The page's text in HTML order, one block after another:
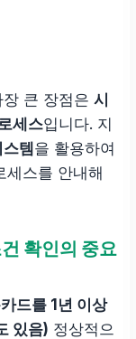
큰 장점은 시
세스입니다. 지
스템을 활용하여
세스를 안내해
확인의 중요
드를 1년 이상
있음) 정상적으